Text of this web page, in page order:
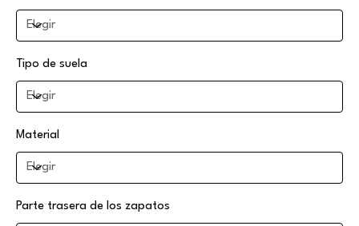
Tipo de suela
Material
Parte trasera de los zapatos